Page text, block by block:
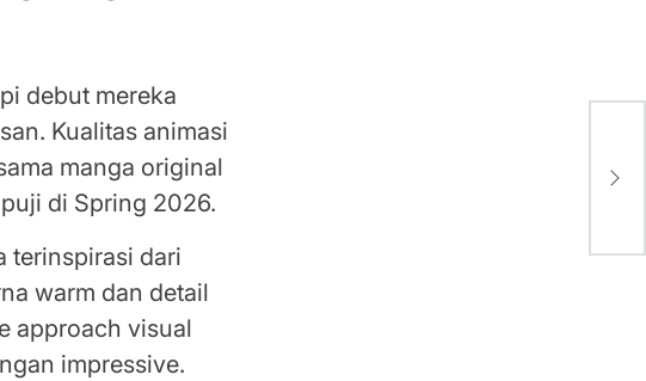
debut mereka
Kualitas animasi
manga original
di Spring 2026.
terinspirasi dari
warm dan detail
approach visual
impressive.